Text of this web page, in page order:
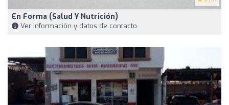
En Forma (Salud Y Nutrición)
Ver información y datos de contacto